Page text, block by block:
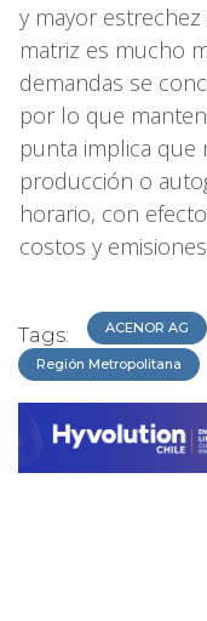
y mayor
matriz es mucho
demandas se
por lo que
punta implica que
producción o
horario, con
costos y
Tags: ACENOR AG
Región Metropolitana